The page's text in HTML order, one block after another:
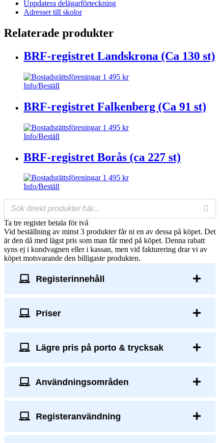
Uppdatera delägarförteckning
Adresser till skolor
Relaterade produkter
BRF-registret Landskrona (Ca 130 st)
1 495 kr
Info/Beställ
BRF-registret Falkenberg (Ca 91 st)
1 495 kr
Info/Beställ
BRF-registret Borås (ca 227 st)
1 495 kr
Info/Beställ
Ta tre register betala för två
Vid beställning av minst 3 produkter får ni en av dessa på köpet. Det
är den då med lägst pris som man får med på köpet. Denna rabatt
syns ej i kundvagnen eller i kassan, men vid fakturering drar vi av
köpet motsvarande den billigaste produkten.
Registerinnehåll
Priser
Lägre pris på porto & trycksak
Användningsområden
Registeranvändning